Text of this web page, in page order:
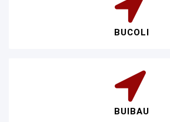
BUCOLI
BUIBAU